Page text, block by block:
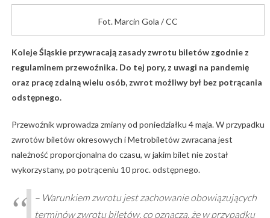
Fot. Marcin Gola / CC
Koleje Śląskie przywracają zasady zwrotu biletów zgodnie z
regulaminem przewoźnika. Do tej pory, z uwagi na pandemię
oraz pracę zdalną wielu osób, zwrot możliwy był bez potrącania
odstępnego.
Przewoźnik wprowadza zmiany od poniedziałku 4 maja. W przypadku
zwrotów biletów okresowych i Metrobiletów zwracana jest
należność proporcjonalna do czasu, w jakim bilet nie został
wykorzystany, po potrąceniu 10 proc. odstępnego.
– Warunkiem zwrotu jest zachowanie obowiązujących
terminów zwrotu biletów, co oznacza, że w przypadku